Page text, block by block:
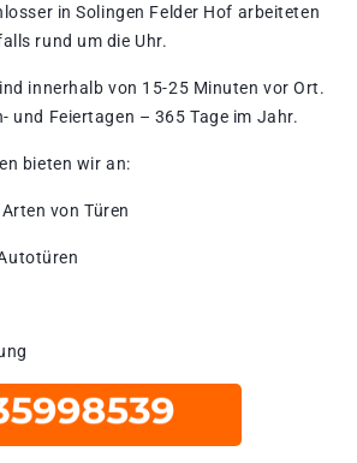
in Solingen Felder Hof arbeiteten
rund um die Uhr.
innerhalb von 15-25 Minuten vor Ort.
und Feiertagen – 365 Tage im Jahr.
bieten wir an:
von Türen